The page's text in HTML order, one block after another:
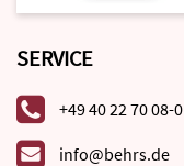
SERVICE
+49 40 22 70 08-0
info@behrs.de